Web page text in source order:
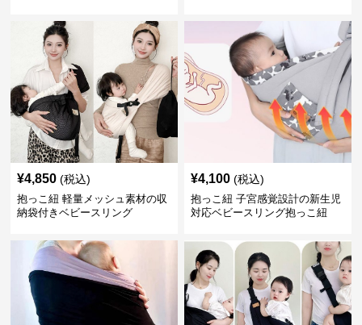
¥4,850 (税込)
抱っこ紐 軽量メッシュ素材の収
納袋付きベビースリング
¥4,100 (税込)
抱っこ紐 子宮感覚設計の新生児
対応ベビースリング抱っこ紐